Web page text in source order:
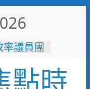
率議員團
台東最
點時